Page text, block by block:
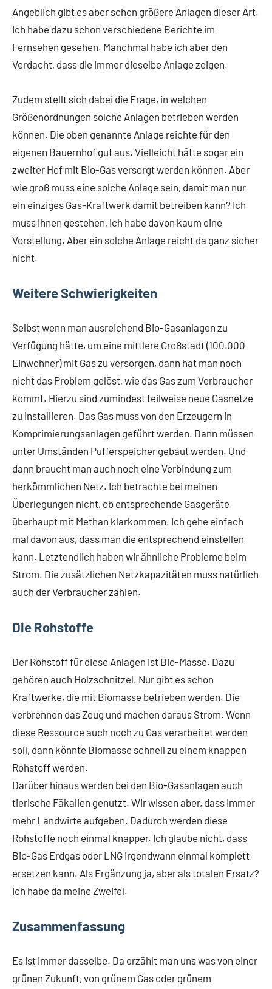
Angeblich gibt es aber schon größere Anlagen dieser Art.
Ich habe dazu schon verschiedene Berichte im
Fernsehen gesehen. Manchmal habe ich aber den
Verdacht, dass die immer dieselbe Anlage zeigen.
Zudem stellt sich dabei die Frage, in welchen
Größenordnungen solche Anlagen betrieben werden
können. Die oben genannte Anlage reichte für den
eigenen Bauernhof gut aus. Vielleicht hätte sogar ein
zweiter Hof mit Bio-Gas versorgt werden können. Aber
wie groß muss eine solche Anlage sein, damit man nur
ein einziges Gas-Kraftwerk damit betreiben kann? Ich
muss ihnen gestehen, ich habe davon kaum eine
Vorstellung. Aber ein solche Anlage reicht da ganz sicher
nicht.
Weitere Schwierigkeiten
Selbst wenn man ausreichend Bio-Gasanlagen zu
Verfügung hätte, um eine mittlere Großstadt (100.000
Einwohner) mit Gas zu versorgen, dann hat man noch
nicht das Problem gelöst, wie das Gas zum Verbraucher
kommt. Hierzu sind zumindest teilweise neue Gasnetze
zu installieren. Das Gas muss von den Erzeugern in
Komprimierungsanlagen geführt werden. Dann müssen
unter Umständen Pufferspeicher gebaut werden. Und
dann braucht man auch noch eine Verbindung zum
herkömmlichen Netz. Ich betrachte bei meinen
Überlegungen nicht, ob entsprechende Gasgeräte
überhaupt mit Methan klarkommen. Ich gehe einfach
mal davon aus, dass man die entsprechend einstellen
kann. Letztendlich haben wir ähnliche Probleme beim
Strom. Die zusätzlichen Netzkapazitäten muss natürlich
auch der Verbraucher zahlen.
Die Rohstoffe
Der Rohstoff für diese Anlagen ist Bio-Masse. Dazu
gehören auch Holzschnitzel. Nur gibt es schon
Kraftwerke, die mit Biomasse betrieben werden. Die
verbrennen das Zeug und machen daraus Strom. Wenn
diese Ressource auch noch zu Gas verarbeitet werden
soll, dann könnte Biomasse schnell zu einem knappen
Rohstoff werden.
Darüber hinaus werden bei den Bio-Gasanlagen auch
tierische Fäkalien genutzt. Wir wissen aber, dass immer
mehr Landwirte aufgeben. Dadurch werden diese
Rohstoffe noch einmal knapper. Ich glaube nicht, dass
Bio-Gas Erdgas oder LNG irgendwann einmal komplett
ersetzen kann. Als Ergänzung ja, aber als totalen Ersatz?
Ich habe da meine Zweifel.
Zusammenfassung
Es ist immer dasselbe. Da erzählt man uns was von einer
grünen Zukunft, von grünem Gas oder grünem